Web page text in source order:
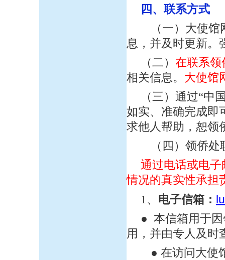
四、联系方式
（一）大使馆
息，并及时更新。
（二） 在联系领
相关信息。 大使馆
（三）通过“中
如实、准确完成即
求他人帮助，恕领
（四）领侨处
通过电话或电
情况的真实性承担
1、 电子信箱：
● 本信箱用于
用，并由专人及时
● 在访问大使馆